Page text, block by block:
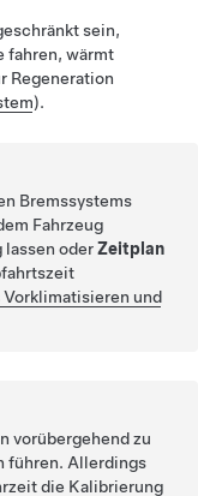
sein,
fahren, wärmt
Regeneration
).
Bremssystems
Fahrzeug
lassen oderZeitplan
Vorklimatisieren und
vorübergehend zu
führen. Allerdings
die Kalibrierung